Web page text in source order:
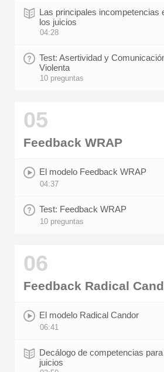
Las principales incompetencias
los juicios
04:28
Test: Asertividad y
Violenta
10 preguntas
05
Feedback WRAP
El modelo Feedback WRAP
04:37
Test: Feedback WRAP
10 preguntas
06
Feedback Radical
El modelo Radical Candor
06:41
Decálogo de competencias
juicios